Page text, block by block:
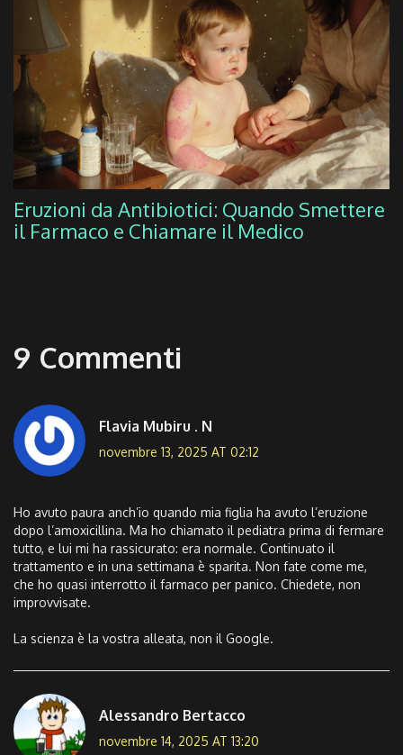
Eruzioni da Antibiotici: Quando Smettere
il Farmaco e Chiamare il Medico
9 Commenti
Flavia Mubiru . N
novembre 13, 2025 AT 02:12
Ho avuto paura anch’io quando mia figlia ha avuto l’eruzione
dopo l’amoxicillina. Ma ho chiamato il pediatra prima di fermare
tutto, e lui mi ha rassicurato: era normale. Continuato il
trattamento e in una settimana è sparita. Non fate come me,
che ho quasi interrotto il farmaco per panico. Chiedete, non
improvvisate.
La scienza è la vostra alleata, non il Google.
Alessandro Bertacco
novembre 14, 2025 AT 13:20